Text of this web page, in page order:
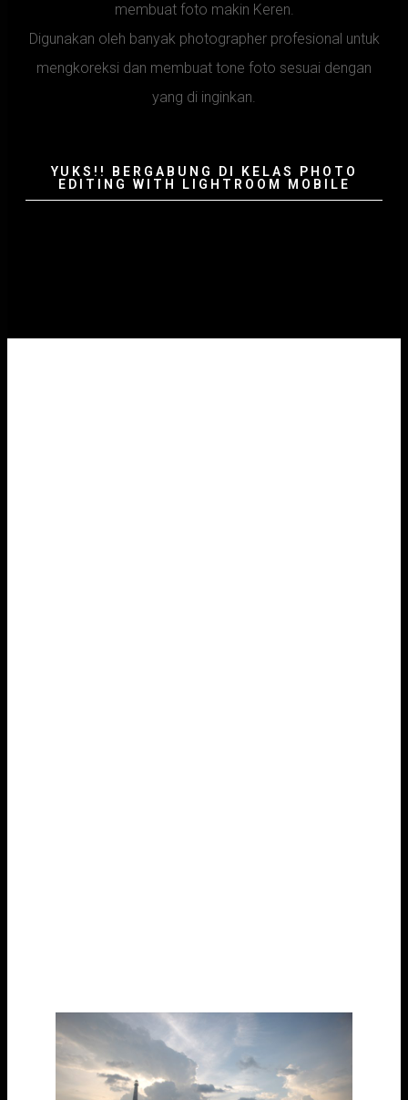
membuat foto makin Keren.
Digunakan oleh banyak photographer profesional untuk
mengkoreksi dan membuat tone foto sesuai dengan
yang di inginkan.
YUKS!! BERGABUNG DI KELAS PHOTO
EDITING WITH LIGHTROOM MOBILE